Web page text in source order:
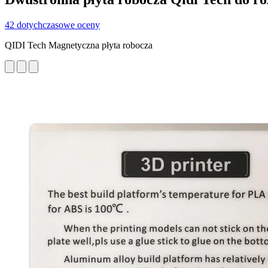
42 dotychczasowe oceny
QIDI Tech Magnetyczna płyta robocza